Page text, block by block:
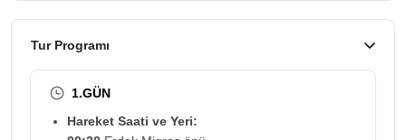
Tur Programı
1.GÜN
Hareket Saati ve Yeri: